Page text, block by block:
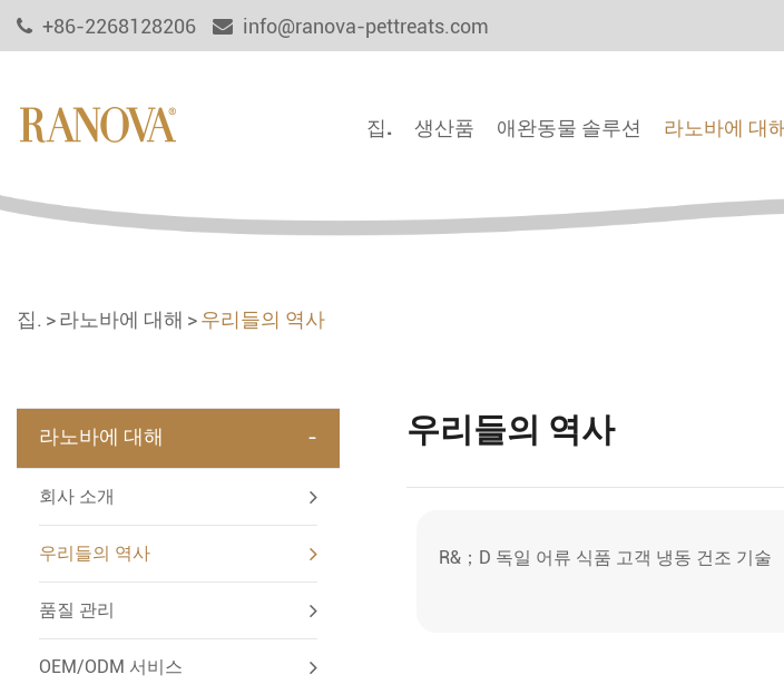
+86-2268128206 info@ranova-pettreats.com
집. 생산품 애완동물 솔루션 라노바에 대
집. 라노바에 대해 우리들의 역사
라노바에 대해 -
회사 소개
우리들의 역사
품질 관리
OEM/ODM 서비스
우리들의 역사
R&；D 독일 어류 식품 고객 냉동 건조 기술